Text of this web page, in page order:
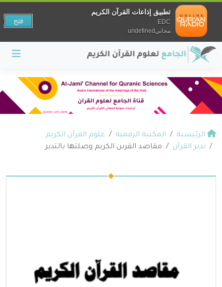
الرئيسية المكتبة الرقمية
علوم القرآن الكريم
تدبر القرآن
مقاصد القرىن الكريم وصلتها بالتدبر
تطبيق إذاعات القرآن الكريم
EDC
مجانيundefined
فتح